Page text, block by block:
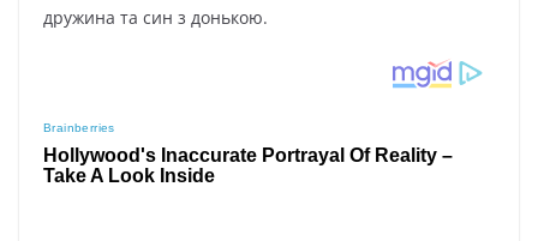
дружина та син з донькою.